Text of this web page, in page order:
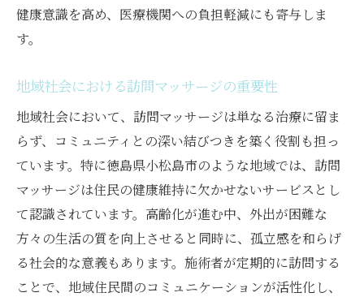
健康意識を高め、医療機関への負担軽減にも寄与しま
す。
地域社会における訪問マッサージの重要性
地域社会において、訪問マッサージは単なる治療に留ま
らず、コミュニティとの深い結びつきを築く役割も担っ
ています。特に徳島県小松島市のような地域では、訪問
マッサージは住民の健康維持に欠かせないサービスとし
て認識されています。高齢化が進む中、外出が困難な
方々の生活の質を向上させると同時に、孤立感を和らげ
る社会的な意義もあります。施術者が定期的に訪問する
ことで、地域住民間のコミュニケーションが活性化し、